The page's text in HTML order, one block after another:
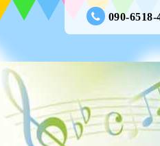
090-6518-